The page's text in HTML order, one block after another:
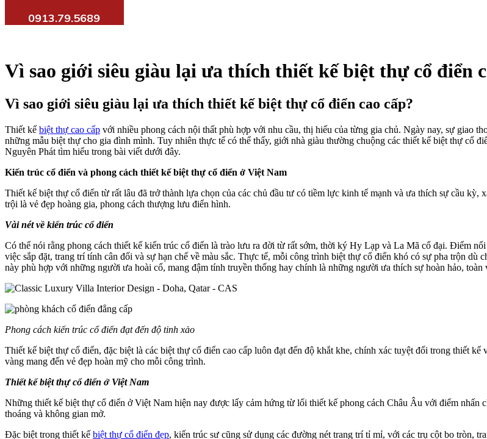
0913.79.5689
Vì sao giới siêu giàu lại ưa thích thiết kế biệt thự cổ điển
Vì sao giới siêu giàu lại ưa thích thiết kế biệt thự cổ điển cao cấp?
Thiết kế biệt thự cao cấp với nhiều phong cách nội thất phù hợp với nhu cầu, thị hiếu của từng gia chủ. Ngày nay, sự giao
những mẫu biệt thự cho gia đình mình. Tuy nhiên thực tế có thể thấy, giới nhà giàu thường chuộng các thiết kế biệt thự cổ
Nguyên Phát tìm hiểu trong bài viết dưới đây.
Kiến trúc cổ điển và phong cách thiết kế biệt thự cổ điển ở Việt Nam
Thiết kế biệt thự cổ điển từ rất lâu đã trở thành lựa chọn của các chủ đầu tư có tiềm lực kinh tế mạnh và ưa thích sự cầu
trội là vẻ đẹp hoàng gia, phong cách thượng lưu điển hình.
Vài nét về kiến trúc cổ điển
Có thể nói rằng phong cách thiết kế kiến trúc cổ điển là trào lưu ra đời từ rất sớm, thời ký Hy Lạp và La Mã cổ đại. Điểm
việc sắp đặt, trang trí tính cân đối và sự hạn chế về màu sắc. Thực tế, mỗi công trình biệt thự cổ điển khó có sự pha trộn
này phù hợp với những người ưa hoài cổ, mang đậm tính truyền thống hay chính là những người ưa thích sự hoàn hảo, toàn
Phong cách kiến trúc cổ điển đạt đến độ tinh xảo
Thiết kế biệt thự cổ điển, đặc biệt là các biệt thự cổ điển cao cấp luôn đạt đến độ khắt khe, chính xác tuyệt đối trong thiết
vàng mang đến vẻ đẹp hoàn mỹ cho mỗi công trình.
Thiết kế biệt thự cổ điển ở Việt Nam
Những thiết kế biệt thự cổ điển ở Việt Nam hiện nay được lấy cảm hứng từ lối thiết kế phong cách Châu Âu với điểm nhấn
thoáng và không gian mở.
Đặc biệt trong thiết kế biệt thự cổ điển đẹp, kiến trúc sư cũng sử dụng các đường nét trang trí tỉ mỉ, với các trụ cột bo tròn,